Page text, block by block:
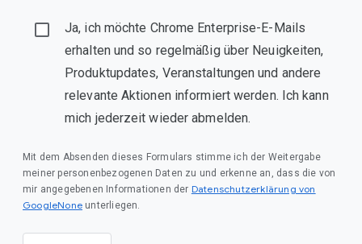
Ja, ich möchte Chrome Enterprise-E-Mails
erhalten und so regelmäßig über Neuigkeiten,
Produktupdates, Veranstaltungen und andere
relevante Aktionen informiert werden. Ich kann
mich jederzeit wieder abmelden.
Mit dem Absenden dieses Formulars stimme ich der Weitergabe
meiner personenbezogenen Daten zu und erkenne an, dass die von
mir angegebenen Informationen der Datenschutzerklärung von
GoogleNone unterliegen.